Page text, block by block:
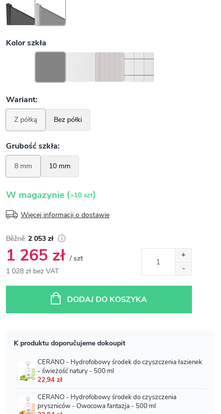
W magazynie (>10 szt)
Więcej informacji o dostawie
2 053 zł
1 265 zł / szt
1 028 zł bez VAT
DODAJ DO KOSZYKA